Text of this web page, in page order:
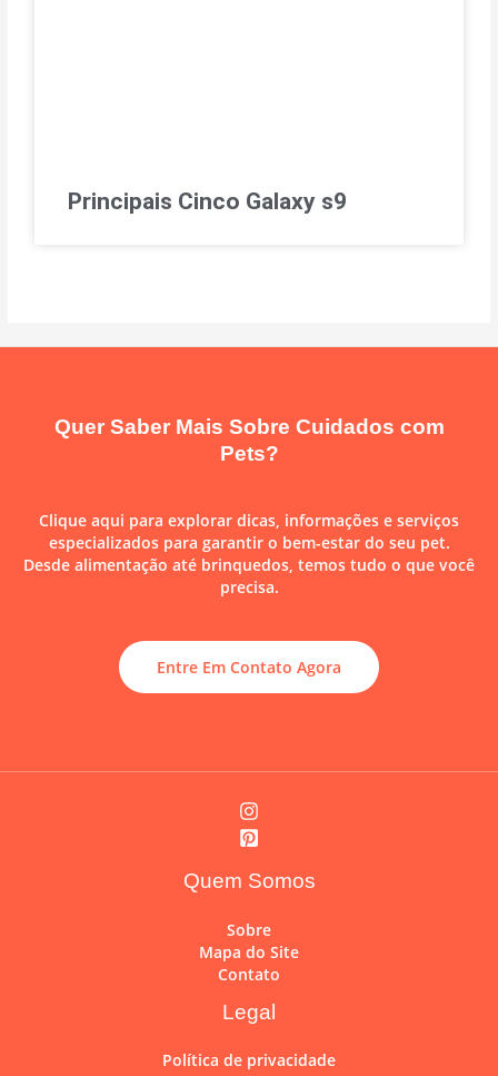
Principais Cinco Galaxy s9
Quer Saber Mais Sobre Cuidados com
Pets?
Clique aqui para explorar dicas, informações e serviços
especializados para garantir o bem-estar do seu pet.
Desde alimentação até brinquedos, temos tudo o que você
precisa.
Entre Em Contato Agora
Quem Somos
Sobre
Mapa do Site
Contato
Legal
Política de privacidade